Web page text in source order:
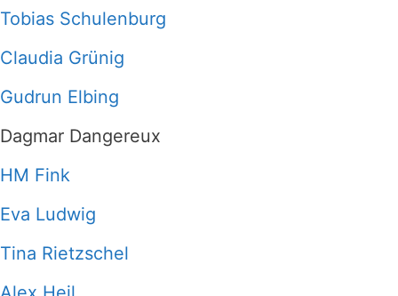
Tobias Schulenburg
Claudia Grünig
Gudrun Elbing
Dagmar Dangereux
HM Fink
Eva Ludwig
Tina Rietzschel